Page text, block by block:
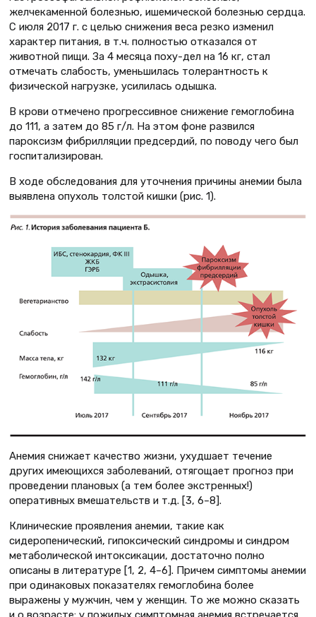
желчекаменной болезнью, ишемической болезнью сердца.
С июля 2017 г. с целью снижения веса резко изменил
характер питания, в т.ч. полностью отказался от
животной пищи. За 4 месяца поху-дел на 16 кг, стал
отмечать слабость, уменьшилась толерантность к
физической нагрузке, усилилась одышка.
В крови отмечено прогрессивное снижение гемоглобина
до 111, а затем до 85 г/л. На этом фоне развился
пароксизм фибрилляции предсердий, по поводу чего был
госпитализирован.
В ходе обследования для уточнения причины анемии была
выявлена опухоль толстой кишки (рис. 1).
Анемия снижает качество жизни, ухудшает течение
других имеющихся заболеваний, отягощает прогноз при
проведении плановых (а тем более экстренных!)
оперативных вмешательств и т.д. [3, 6–8].
Клинические проявления анемии, такие как
сидеропенический, гипоксический синдромы и синдром
метаболической интоксикации, достаточно полно
описаны в литературе [1, 2, 4–6]. Причем симптомы анемии
при одинаковых показателях гемоглобина более
выражены у мужчин, чем у женщин. То же можно сказать